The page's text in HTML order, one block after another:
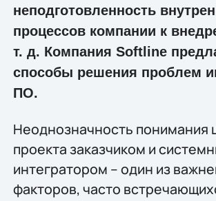
неподготовленность
процессов компании к
т. д. Компания Softline
способы решения проблем
ПО.
Неоднозначность понимания
проекта заказчиком и
интегратором – один из
факторов, часто